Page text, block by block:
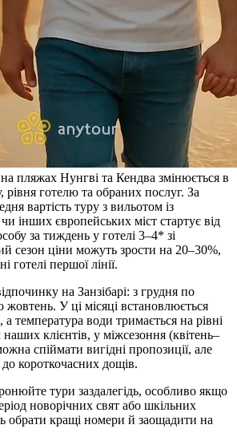
пляжах Нунгві та Кендва змінюється в
рівня готелю та обраних послуг. За
вартість туру з вильотом із
інших європейських міст стартує від
за тиждень у готелі 3–4* зі
сезон ціни можуть зрости на 20–30%,
готелі першої лінії.
на Занзібарі: з грудня по
жовтень. У ці місяці встановлюється
температура води тримається на рівні
клієнтів, у міжсезоння (квітень–
спіймати вигідні пропозиції, але
короткочасних дощів.
тури заздалегідь, особливо якщо
новорічних свят або шкільних
обрати кращі номери й заощадити на